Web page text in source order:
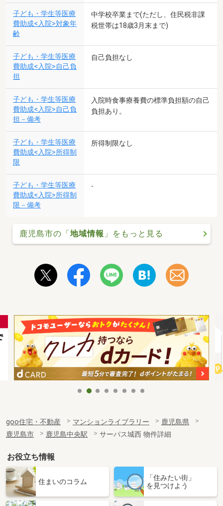
子ども・学生等医療
費助成<入院>対象年
齢
中学校卒業まで(ただし、住民税非課
税世帯は18歳3月末まで)
子ども・学生等医療
費助成<入院>自己負
担
自己負担なし
子ども・学生等医療
費助成<入院>自己負
担－備考
入院時食事療養費の標準負担額の自己
負担あり。
子ども・学生等医療
費助成<入院>所得制
限
所得制限なし
子ども・学生等医療
費助成<入院>所得制
限－備考
-
鹿児島市の「地域情報 」をもっと見る
goo住宅・不動産 マンションライブラリー
鹿児島県
鹿児島市
鹿児島中央駅 サーパス城西 物件詳細
お役立ち情報
住まいのコラム
「住みたい街」
を見つけよう